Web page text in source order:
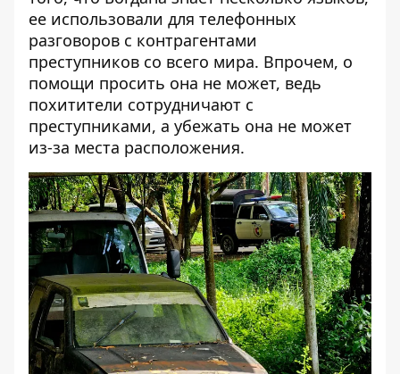
ее использовали для телефонных
разговоров с контрагентами
преступников со всего мира. Впрочем, о
помощи просить она не может, ведь
похитители сотрудничают с
преступниками, а убежать она не может
из-за места расположения.